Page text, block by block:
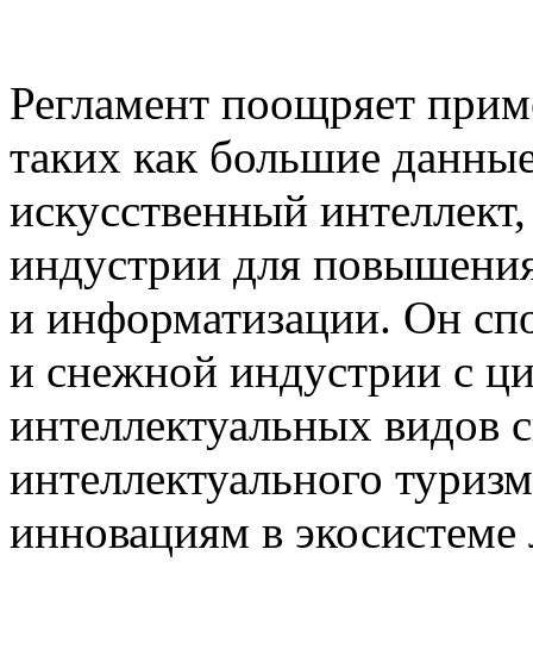
Регламент поощряет
таких как большие
искусственный
индустрии для
и информатизации. Он
и снежной индустрии с
интеллектуальных видов
интеллектуального
инновациям в